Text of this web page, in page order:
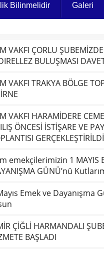
Bilinmelidir Galeri
VAKFI ÇORLU
BULUŞMASI
VAKFI TRAKYA BÖLGE
VAKFI HARAMİDERE
ÖNCESİ İSTİŞARE VE
GERÇEKLEŞTİRİLDİ
emekçilerimizin 1 MAYIS
GÜNÜ’nü
Emek ve Dayanışma
ÇİĞLİ HARMANDALI
BAŞLADI